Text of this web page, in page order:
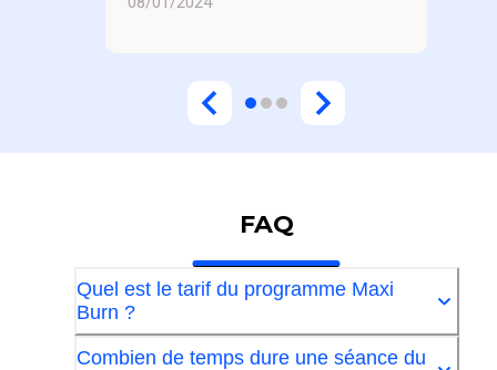
FAQ
Quel est le tarif du programme Maxi
Burn ?
Combien de temps dure une séance du